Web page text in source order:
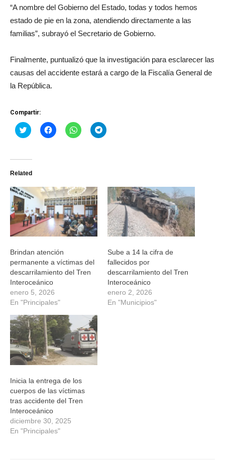
“A nombre del Gobierno del Estado, todas y todos hemos
estado de pie en la zona, atendiendo directamente a las
familias”, subrayó el Secretario de Gobierno.
Finalmente, puntualizó que la investigación para esclarecer las
causas del accidente estará a cargo de la Fiscalía General de
la República.
Compartir:
Haz
clic
Twitter
abre
una
ventana
nueva)
Haz
clic
una
ventana
nueva)
Haz
clic
una
ventana
nueva)
Haz
clic
una
ventana
nueva)
Related
Brindan atención
permanente a víctimas del
descarrilamiento del Tren
Interoceánico
enero 5, 2026
En "Principales"
Sube a 14 la cifra de
fallecidos por
descarrilamiento del Tren
Interoceánico
enero 2, 2026
En "Municipios"
Inicia la entrega de los
cuerpos de las víctimas
tras accidente del Tren
Interoceánico
diciembre 30, 2025
En "Principales"